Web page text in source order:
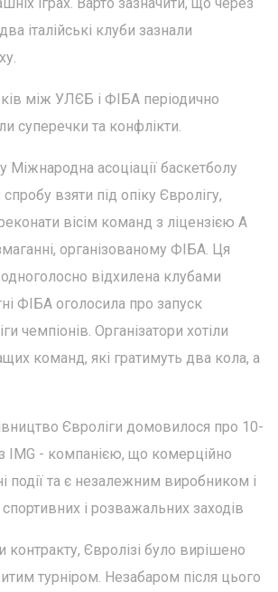
італійські клуби зазнали
між УЛЄБ і ФІБА періодично
суперечки та конфлікти.
Міжнародна асоціації баскетболу
взяти під опіку Євролігу,
вісім команд з ліцензією А
організованому ФІБА. Ця
відхилена клубами
ФІБА оголосила про запуск
чемпіонів. Організатори хотіли
команд, які гратимуть два кола, а
Євроліги домовилося про 10-
IMG - компанією, що комерційно
події та є незалежним виробником і
і розважальних заходів
контракту, Євролізі було вирішено
турніром. Незабаром після цього